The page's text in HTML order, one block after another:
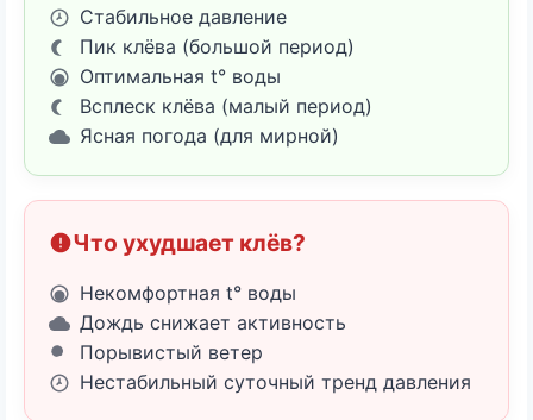
Стабильное давление
Пик клёва (большой период)
Оптимальная t° воды
Всплеск клёва (малый период)
Ясная погода (для мирной)
Что ухудшает клёв?
Некомфортная t° воды
Дождь снижает активность
Порывистый ветер
Нестабильный суточный тренд давления